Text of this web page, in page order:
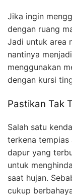
Jika ingin
dengan ruang
Jadi untuk area
nantinya
menggunakan
dengan kursi
Pastikan Tak
Salah satu
terkena tempias
dapur yang
untuk
saat hujan.
cukup